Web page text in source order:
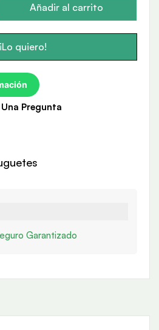
Añadir al carrito
¡Lo quiero!
Una Pregunta
Garantizado